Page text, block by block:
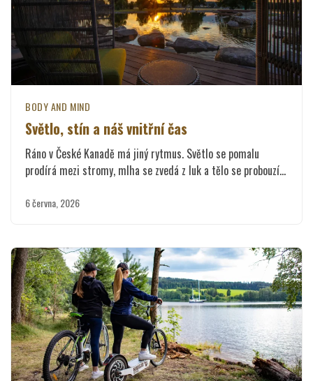
BODY AND MIND
Světlo, stín a náš vnitřní čas
Ráno v České Kanadě má jiný rytmus. Světlo se pomalu
prodírá mezi stromy, mlha se zvedá z luk a tělo se probouzí…
6 června, 2026